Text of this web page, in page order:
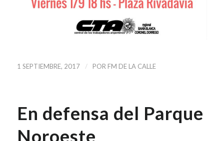
1 SEPTIEMBRE, 2017 / POR FM DE LA CALLE
En defensa del Parque
Noroeste